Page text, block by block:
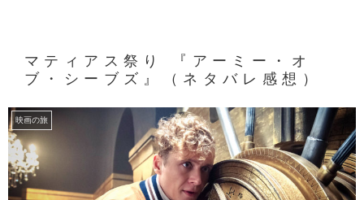
マティアス祭り 『アーミー・オ
ブ・シーブズ』（ネタバレ感想）
映画の旅